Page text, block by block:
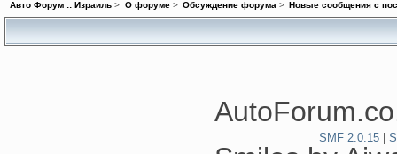
Авто Форум :: Израиль > О форуме> Обсуждение форума > Новые сообщения с
SMF 2.0.15